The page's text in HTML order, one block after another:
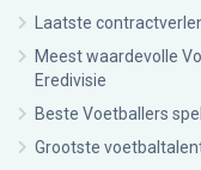
Laatste
Meest waardevolle
Eredivisie
Beste Voetballers
Grootste